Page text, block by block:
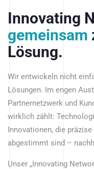
Innovating
gemeinsam
Lösung.
Wir entwickeln nicht
Lösungen. Im engen
Partnernetzwerk und
wirklich zählt:
Innovationen, die
abgestimmt sind –
Unser „Innovating